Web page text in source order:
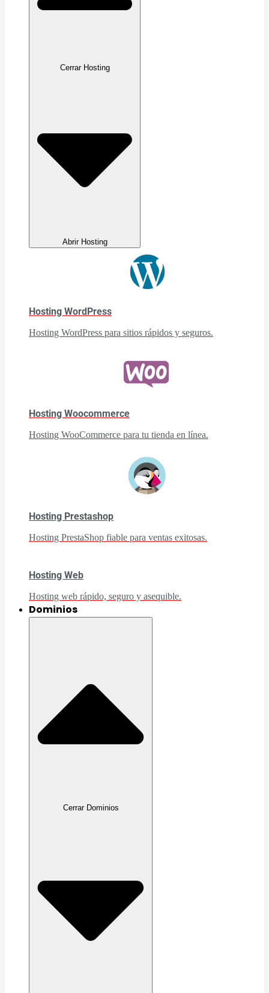
Cerrar Hosting
Abrir Hosting
Hosting WordPress
Hosting WordPress para sitios rápidos y seguros.
Hosting Woocommerce
Hosting WooCommerce para tu tienda en línea.
Hosting Prestashop
Hosting PrestaShop fiable para ventas exitosas.
Hosting Web
Hosting web rápido, seguro y asequible.
Dominios
Cerrar Dominios